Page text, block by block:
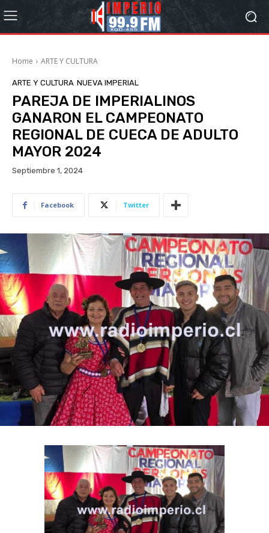
Home ARTE Y CULTURA
ARTE Y CULTURA NUEVA IMPERIAL
PAREJA DE IMPERIALINOS
GANARON EL CAMPEONATO
REGIONAL DE CUECA DE ADULTO
MAYOR 2024
Septiembre 1, 2024
Facebook Twitter